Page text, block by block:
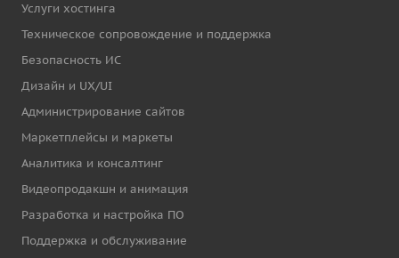
Услуги хостинга
Техническое сопровождение и поддержка
Безопасность ИС
Дизайн и UX/UI
Администрирование сайтов
Маркетплейсы и маркеты
Аналитика и консалтинг
Видеопродакшн и анимация
Разработка и настройка ПО
Поддержка и обслуживание